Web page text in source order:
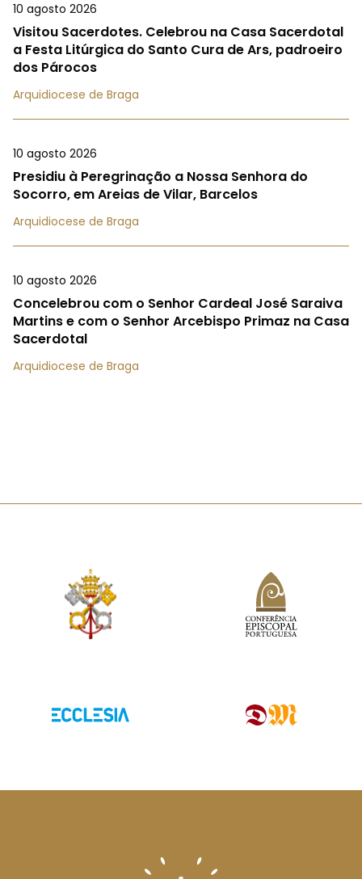
10 agosto 2026
Visitou Sacerdotes. Celebrou na Casa Sacerdotal
a Festa Litúrgica do Santo Cura de Ars, padroeiro
dos Párocos
Arquidiocese de Braga
10 agosto 2026
Presidiu à Peregrinação a Nossa Senhora do
Socorro, em Areias de Vilar, Barcelos
Arquidiocese de Braga
10 agosto 2026
Concelebrou com o Senhor Cardeal José Saraiva
Martins e com o Senhor Arcebispo Primaz na Casa
Sacerdotal
Arquidiocese de Braga